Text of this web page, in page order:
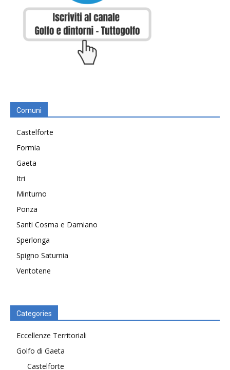
Comuni
Castelforte
Formia
Gaeta
Itri
Minturno
Ponza
Santi Cosma e Damiano
Sperlonga
Spigno Saturnia
Ventotene
Categories
Eccellenze Territoriali
Golfo di Gaeta
Castelforte